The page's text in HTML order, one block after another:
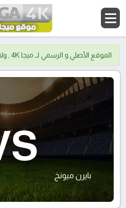
الموقع الأصلي و الرسمي لــ ميجا 4K , ولا يوجد لدينا موقع اخر.
بايرن ميونخ